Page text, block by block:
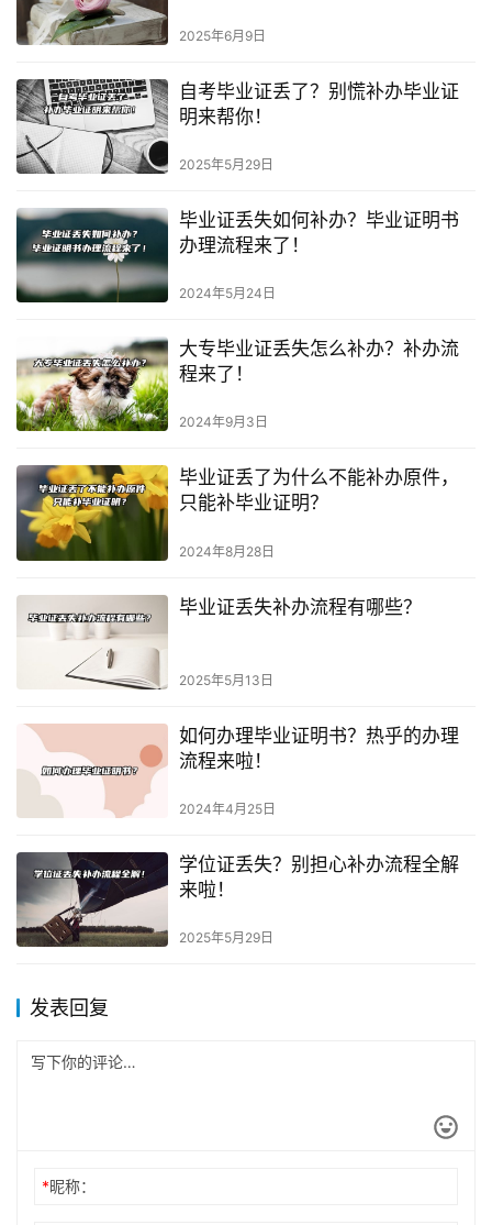
2025年6月9日
自考毕业证丢了？别慌补办毕业证
明来帮你！
2025年5月29日
毕业证丢失如何补办？毕业证明书
办理流程来了！
2024年5月24日
大专毕业证丢失怎么补办？补办流
程来了！
2024年9月3日
毕业证丢了为什么不能补办原件，
只能补毕业证明？
2024年8月28日
毕业证丢失补办流程有哪些？
2025年5月13日
如何办理毕业证明书？热乎的办理
流程来啦！
2024年4月25日
学位证丢失？别担心补办流程全解
来啦！
2025年5月29日
发表回复
*昵称：